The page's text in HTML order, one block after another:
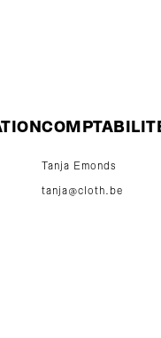
Tanja Emonds
tanja@cloth.be